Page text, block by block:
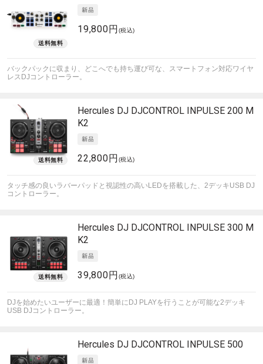
19,800円 (税込)
バックパックに収まり、どこへでも持ち運び可な、スマートフォン対応ワイヤ
レスDJコントローラー。
Hercules DJ DJCONTROL INPULSE 200 M
K2
22,800円 (税込)
タッチ感の良いラバーパッドと視認性の高いLEDを搭載した、2デッキUSB DJ
コントローラー。
Hercules DJ DJCONTROL INPULSE 300 M
K2
39,800円 (税込)
DJを始めたいユーザーに最適！簡単にDJ PLAYを行うことが可能な2デッキ
USB DJコントローラー。
Hercules DJ DJCONTROL INPULSE 500